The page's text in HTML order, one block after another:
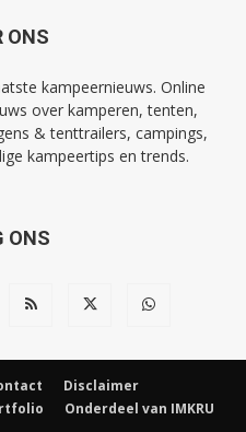
ONS
kampeernieuws. Online
over kamperen, tenten,
& tenttrailers, campings,
kampeertips en trends.
ONS
Disclaimer
Onderdeel van IMKRU